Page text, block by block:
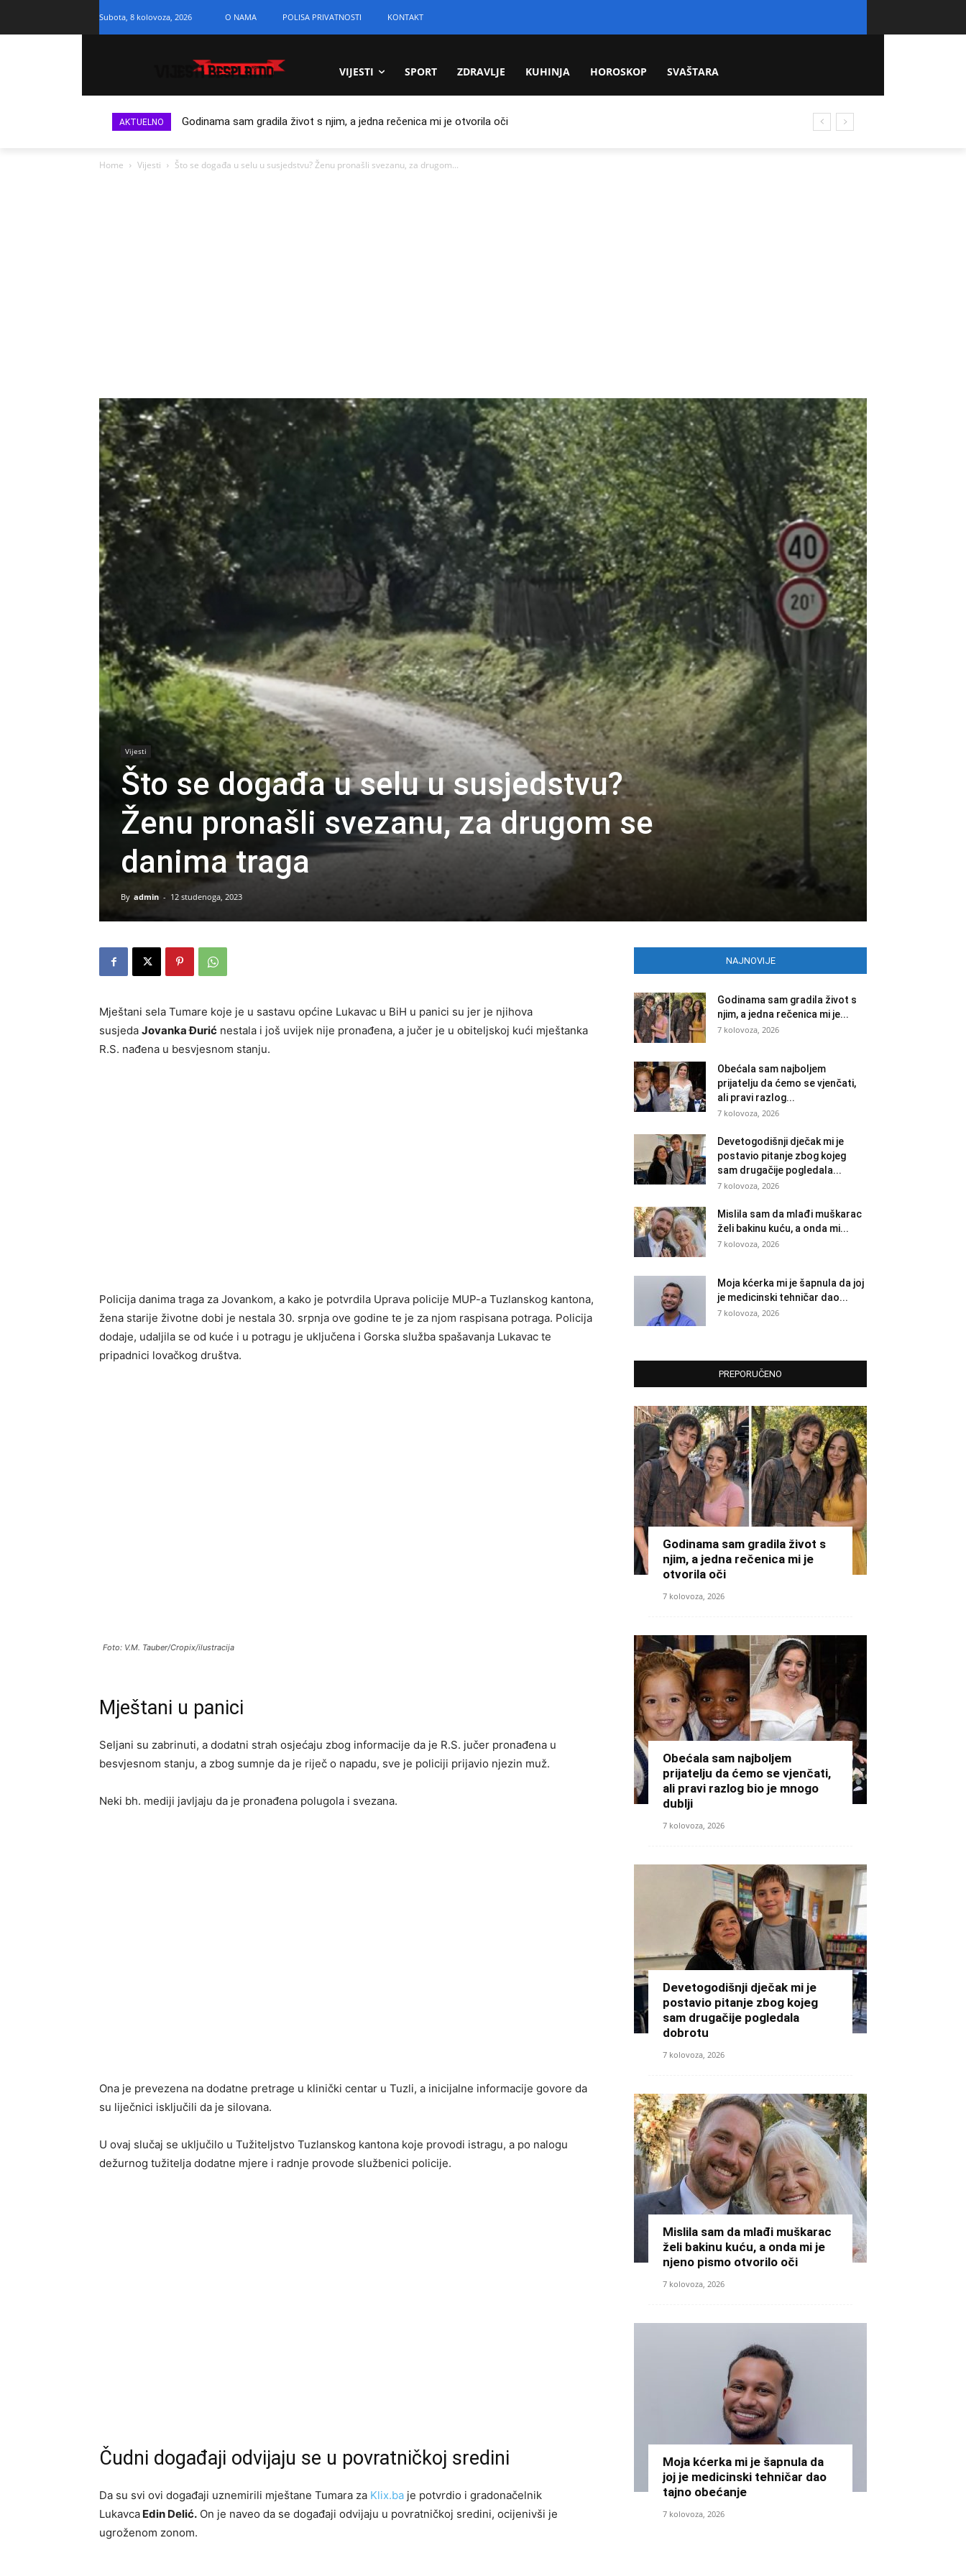
Subota, 8 kolovoza, 2026 O NAMA POLISA PRIVATNOSTI KONTAKT
VIJESTI SPORT ZDRAVLJE KUHINJA HOROSKOP SVAŠTARA
AKTUELNO Godinama sam gradila život s njim, a jedna rečenica mi je otvorila oči
Home Vijesti Što se događa u selu u susjedstvu? Ženu pronašli svezanu, za drugom...
Vijesti
Što se događa u selu u susjedstvu?
Ženu pronašli svezanu, za drugom se
danima traga
By admin - 12 studenoga, 2023
Mještani sela Tumare koje je u sastavu općine Lukavac u BiH u panici su jer je njihova
susjeda Jovanka Đurić nestala i još uvijek nije pronađena, a jučer je u obiteljskoj kući mještanka
R.S. nađena u besvjesnom stanju.
Policija danima traga za Jovankom, a kako je potvrdila Uprava policije MUP-a Tuzlanskog kantona,
žena starije životne dobi je nestala 30. srpnja ove godine te je za njom raspisana potraga. Policija
dodaje, udaljila se od kuće i u potragu je uključena i Gorska služba spašavanja Lukavac te
pripadnici lovačkog društva.
Foto: V.M. Tauber/Cropix/ilustracija
Mještani u panici
Seljani su zabrinuti, a dodatni strah osjećaju zbog informacije da je R.S. jučer pronađena u
besvjesnom stanju, a zbog sumnje da je riječ o napadu, sve je policiji prijavio njezin muž.
Neki bh. mediji javljaju da je pronađena polugola i svezana.
Ona je prevezena na dodatne pretrage u klinički centar u Tuzli, a inicijalne informacije govore da
su liječnici isključili da je silovana.
U ovaj slučaj se uključilo u Tužiteljstvo Tuzlanskog kantona koje provodi istragu, a po nalogu
dežurnog tužitelja dodatne mjere i radnje provode službenici policije.
Čudni događaji odvijaju se u povratničkoj sredini
Da su svi ovi događaji uznemirili mještane Tumara za Klix.ba je potvrdio i gradonačelnik
Lukavca Edin Delić. On je naveo da se događaji odvijaju u povratničkoj sredini, ocijenivši je
ugroženom zonom.
NAJNOVIJE
Godinama sam gradila život s
njim, a jedna rečenica mi je...
7 kolovoza, 2026
Obećala sam najboljem
prijatelju da ćemo se vjenčati,
ali pravi razlog...
7 kolovoza, 2026
Devetogodišnji dječak mi je
postavio pitanje zbog kojeg
sam drugačije pogledala...
7 kolovoza, 2026
Mislila sam da mlađi muškarac
želi bakinu kuću, a onda mi...
7 kolovoza, 2026
Moja kćerka mi je šapnula da joj
je medicinski tehničar dao...
7 kolovoza, 2026
PREPORUČENO
Godinama sam gradila život s
njim, a jedna rečenica mi je
otvorila oči
7 kolovoza, 2026
Obećala sam najboljem
prijatelju da ćemo se vjenčati,
ali pravi razlog bio je mnogo
dublji
7 kolovoza, 2026
Devetogodišnji dječak mi je
postavio pitanje zbog kojeg
sam drugačije pogledala
dobrotu
7 kolovoza, 2026
Mislila sam da mlađi muškarac
želi bakinu kuću, a onda mi je
njeno pismo otvorilo oči
7 kolovoza, 2026
Moja kćerka mi je šapnula da
joj je medicinski tehničar dao
tajno obećanje
7 kolovoza, 2026